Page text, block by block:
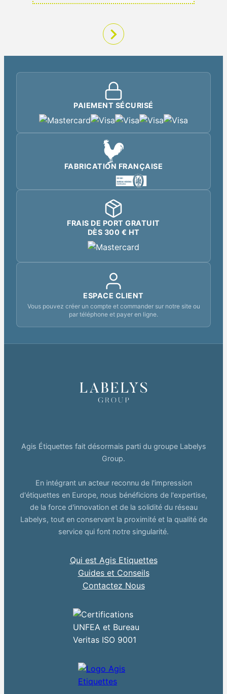
PAIEMENT SÉCURISÉ
FABRICATION FRANÇAISE
FRAIS DE PORT GRATUIT
DÈS 300 € HT
ESPACE CLIENT
Vous pouvez créer un compte et commander sur notre site ou
par téléphone et payer en ligne.
Agis Étiquettes fait désormais parti du groupe Labelys
Group.
En intégrant un acteur reconnu de l'impression
d'étiquettes en Europe, nous bénéficions de l'expertise,
de la force d'innovation et de la solidité du réseau
Labelys, tout en conservant la proximité et la qualité de
service qui font notre singularité.
Qui est Agis Etiquettes
Guides et Conseils
Contactez Nous